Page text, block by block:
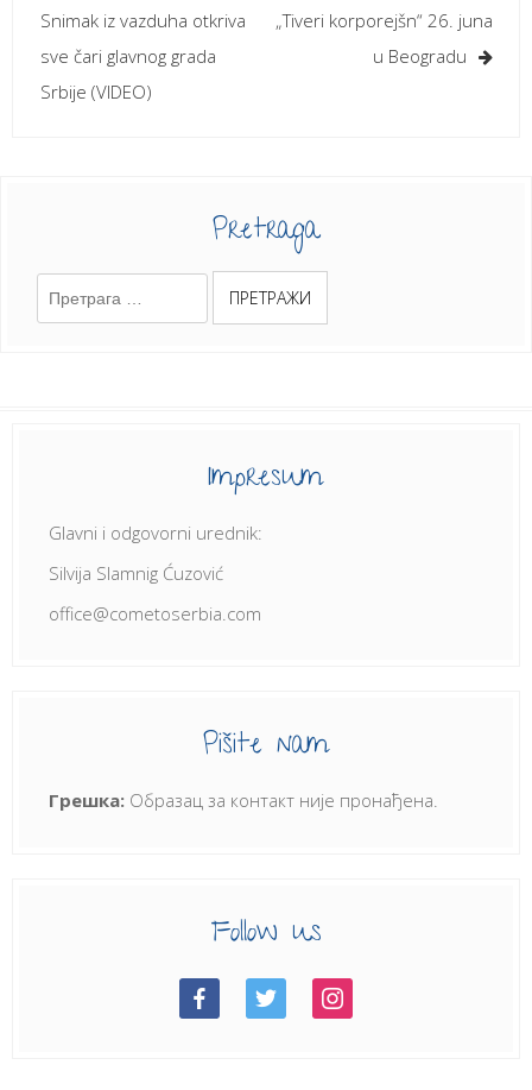
чланка
Snimak iz vazduha otkriva
sve čari glavnog grada
Srbije (VIDEO)
„Tiveri korporejšn“ 26. juna
u Beogradu
Pretraga
Impresum
Glavni i odgovorni urednik:
Silvija Slamnig Ćuzović
office@cometoserbia.com
Pišite nam
Грешка: Образац за контакт није пронађена.
Follow us